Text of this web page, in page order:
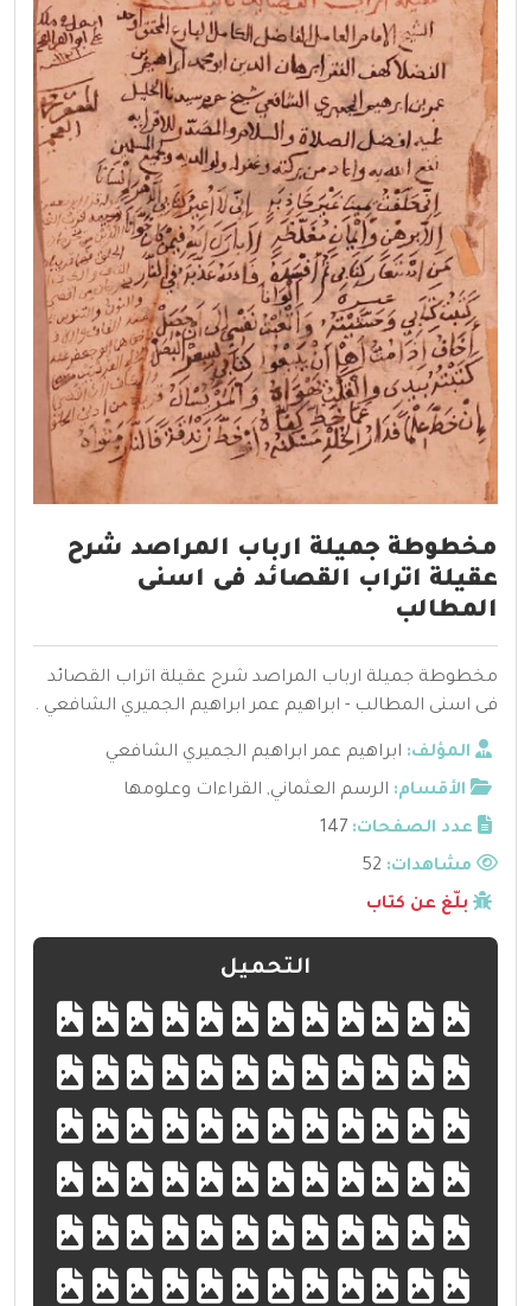
مخطوطة جميلة ارباب المراصد شرح
عقيلة اتراب القصائد فى اسنى
المطالب
مخطوطة جميلة ارباب المراصد شرح عقيلة اتراب القصائد
فى اسنى المطالب - ابراهيم عمر ابراهيم الجميري الشافعي .
المؤلف: ابراهيم عمر ابراهيم الجميري الشافعي
الأقسام: الرسم العثماني, القراءات وعلومها
عدد الصفحات: 147
مشاهدات:
بلّغ عن كتاب
التحميل